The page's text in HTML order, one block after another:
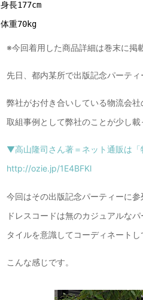
身長177cm
体重70kg
※今回着用した商品詳細は巻末に掲
先日、都内某所で出版記念パーテ
弊社がお付き合いしている物流会社
取組事例として弊社のことが少し
▼高山隆司さん著＝ネット通販は「
http://ozie.jp/1E4BFKl
今回はその出版記念パーティーに
ドレスコードは無のカジュアルな
タイルを意識してコーディネートし
こんな感じです。